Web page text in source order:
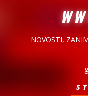
NOVOSTI,